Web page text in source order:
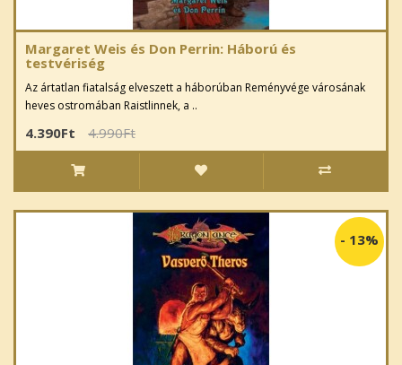
Margaret Weis és Don Perrin: Háború és
testvériség
Az ártatlan fiatalság elveszett a háborúban Reményvége városának
heves ostromában Raistlinnek, a ..
4.390Ft 4.990Ft
- 13%